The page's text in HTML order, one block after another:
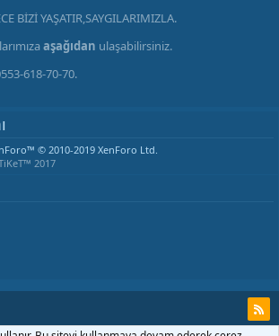
BİZİ YAŞATIR,SAYGILARIMIZLA.
aşağıdan ulaşabilirsiniz.
618-70-70.
© 2010-2019 XenForo Ltd.
2017